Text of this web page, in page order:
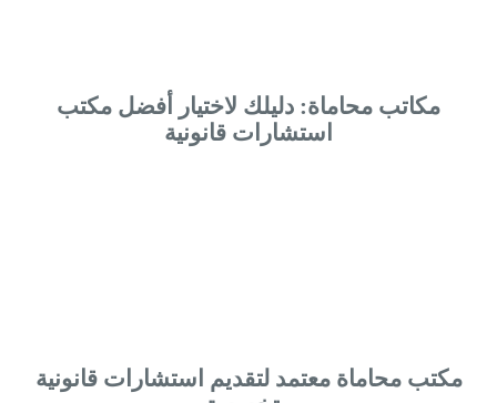
مكاتب محاماة: دليلك لاختيار أفضل مكتب
استشارات قانونية
مكتب محاماة معتمد لتقديم استشارات قانونية